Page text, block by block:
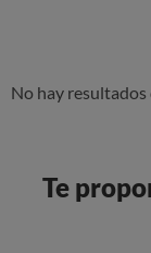
No hay resultados
Te